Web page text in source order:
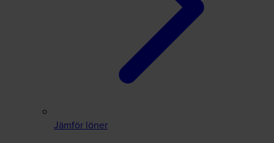
Jämför löner